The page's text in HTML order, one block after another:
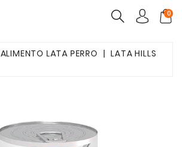
0
ALIMENTO LATA PERRO
LATA HILLS